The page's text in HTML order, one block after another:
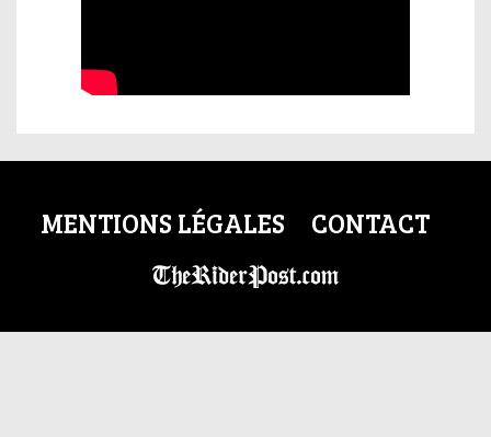
MENTIONS LÉGALES CONTACT